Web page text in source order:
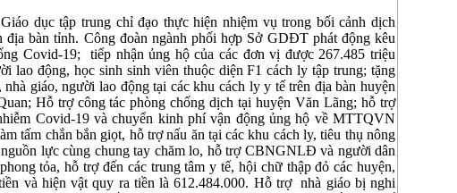
dục tập trung chỉ đạo thực hiện nhiệm vụ trong bối cảnh dịch
địa bàn tỉnh. Công đoàn ngành phối hợp Sở GDĐT phát động kêu
Covid-19; tiếp nhận ủng hộ của các đơn vị được 267.485 triệu
lao động, học sinh sinh viên thuộc diện F1 cách ly tập trung; tặng
giáo, người lao động tại các khu cách ly y tế trên địa bàn huyện
Hỗ trợ công tác phòng chống dịch tại huyện Văn Lãng; hỗ trợ
Covid-19 và chuyển kinh phí vận động ủng hộ về MTTQVN
tấm chắn bắn giọt, hỗ trợ nấu ăn tại các khu cách ly, tiêu thụ nông
lực cùng chung tay chăm lo, hỗ trợ CBNGNLĐ và người dân
tỏa, hỗ trợ đến các trung tâm y tế, hội chữ thập đỏ các huyện,
và hiện vật quy ra tiền là 612.484.000. Hỗ trợ nhà giáo bị nghi